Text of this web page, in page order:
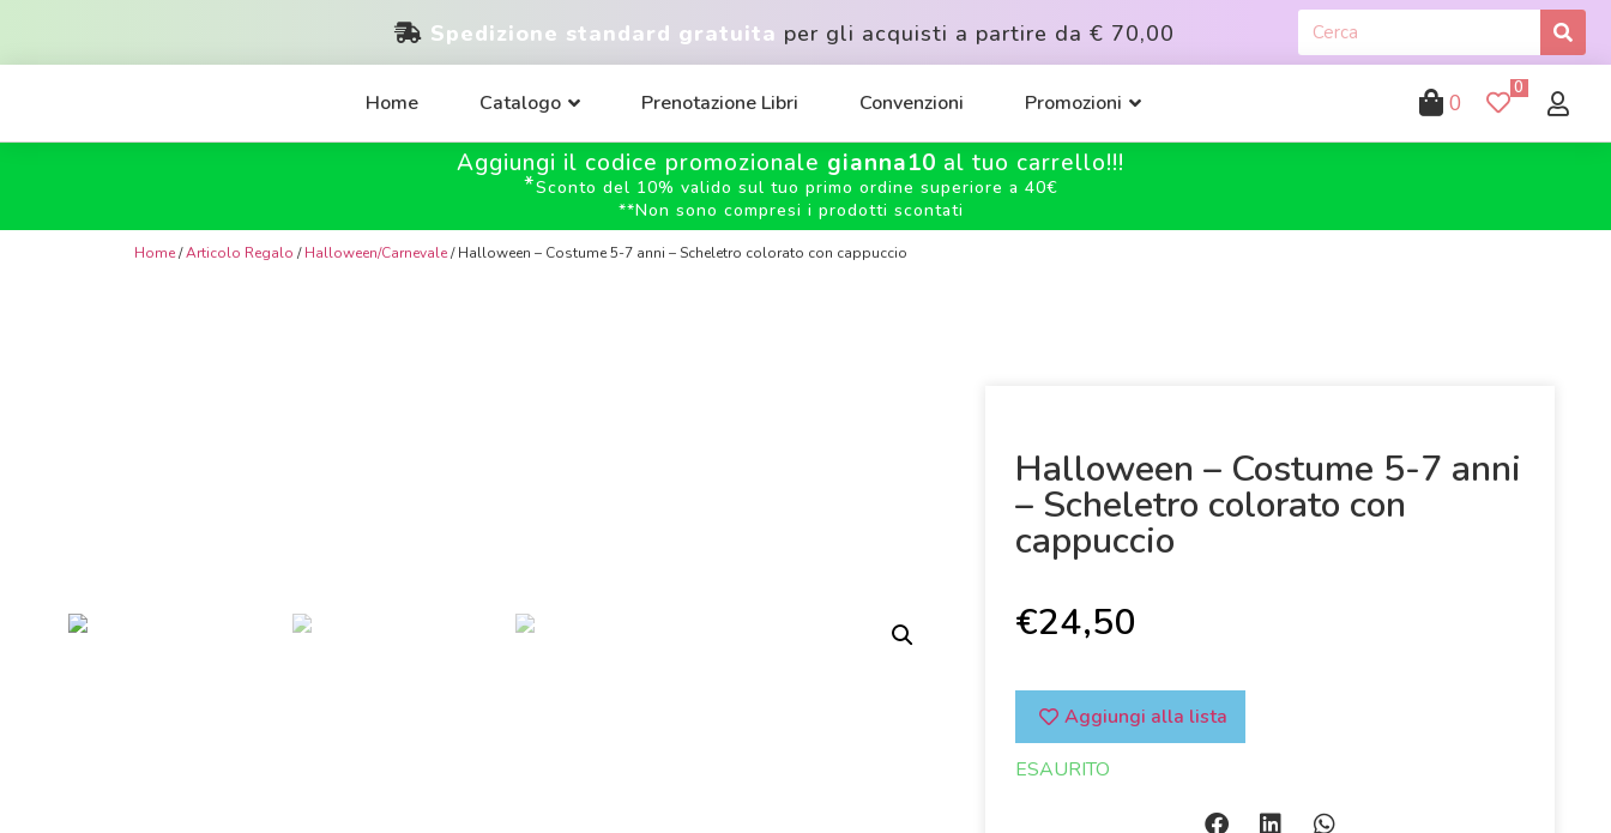
Spedizione standard gratuita per gli acquisti a partire da € 70,00
Home Catalogo Prenotazione Libri Convenzioni Promozioni 0
0
Aggiungi il codice promozionale gianna10 al tuo carrello!!!
*Sconto del 10% valido sul tuo primo ordine superiore a 40€
**Non sono compresi i prodotti scontati
Home/Articolo Regalo /Halloween/Carnevale/ Halloween – Costume 5-7 anni – Scheletro colorato con cappuccio
Halloween – Costume 5-7 anni
– Scheletro colorato con
cappuccio
€24,50
Aggiungi alla lista
ESAURITO